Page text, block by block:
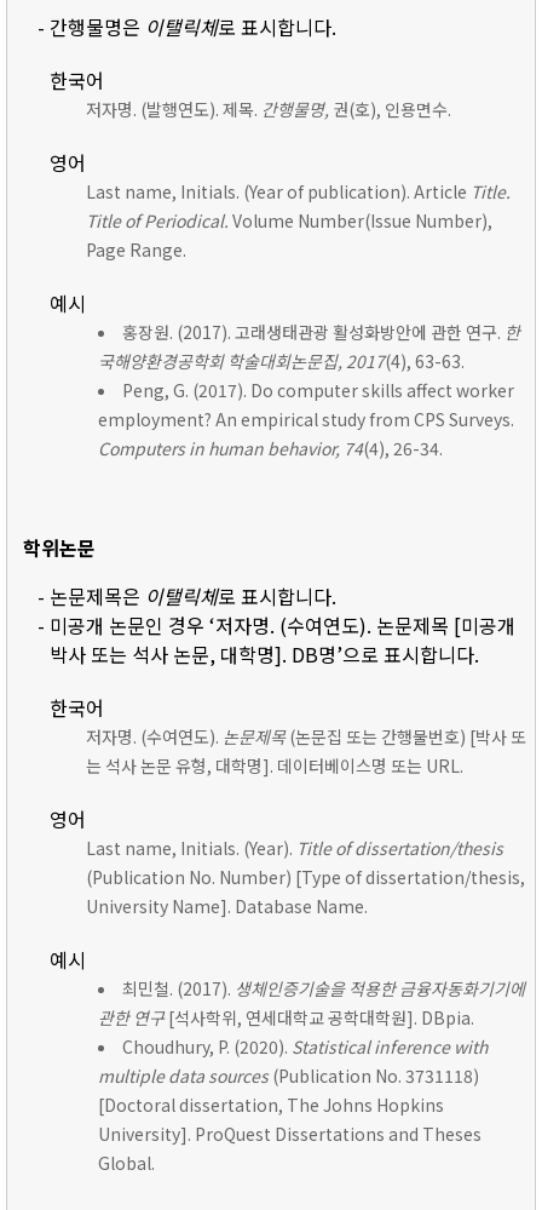
- 간행물명은 이탤릭체로 표시합니다.
한국어
저자명. (발행연도). 제목. 간행물명, 권(호), 인용면수.
영어
Last name, Initials. (Year of publication). Article Title.
Title of Periodical. Volume Number(Issue Number),
Page Range.
예시
홍장원. (2017). 고래생태관광 활성화방안에 관한 연구. 한
국해양환경공학회 학술대회논문집, 2017(4), 63-63.
Peng, G. (2017). Do computer skills affect worker
employment? An empirical study from CPS Surveys.
Computers in human behavior, 74(4), 26-34.
학위논문
- 논문제목은 이탤릭체로 표시합니다.
- 미공개 논문인 경우 ‘저자명. (수여연도). 논문제목 [미공개
박사 또는 석사 논문, 대학명]. DB명’으로 표시합니다.
한국어
저자명. (수여연도). 논문제목(논문집 또는 간행물번호) [박사 또
는 석사 논문 유형, 대학명]. 데이터베이스명 또는 URL.
영어
Last name, Initials. (Year). Title of dissertation/thesis
(Publication No. Number) [Type of dissertation/thesis,
University Name]. Database Name.
예시
최민철. (2017). 생체인증기술을 적용한 금융자동화기기에
관한 연구[석사학위, 연세대학교 공학대학원]. DBpia.
Choudhury, P. (2020). Statistical inference with
multiple data sources(Publication No. 3731118)
[Doctoral dissertation, The Johns Hopkins
University]. ProQuest Dissertations and Theses
Global.